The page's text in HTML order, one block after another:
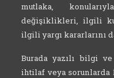
mutlaka,
değişiklikleri, ilgili
ilgili yargı kararlarını
Burada yazılı bilgi
ihtilaf veya sorunlarda